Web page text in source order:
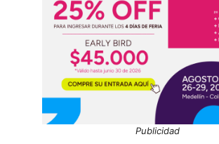
Publicidad